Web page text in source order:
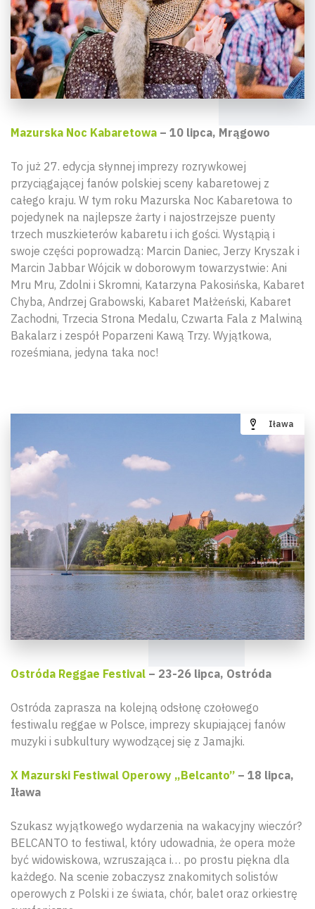
Mazurska Noc Kabaretowa – 10 lipca, Mrągowo
To już 27. edycja słynnej imprezy rozrywkowej
przyciągającej fanów polskiej sceny kabaretowej z
całego kraju. W tym roku Mazurska Noc Kabaretowa to
pojedynek na najlepsze żarty i najostrzejsze puenty
trzech muszkieterów kabaretu i ich gości. Wystąpią i
swoje części poprowadzą: Marcin Daniec, Jerzy Kryszak i
Marcin Jabbar Wójcik w doborowym towarzystwie: Ani
Mru Mru, Zdolni i Skromni, Katarzyna Pakosińska, Kabaret
Chyba, Andrzej Grabowski, Kabaret Małżeński, Kabaret
Zachodni, Trzecia Strona Medalu, Czwarta Fala z Malwiną
Bakalarz i zespół Poparzeni Kawą Trzy. Wyjątkowa,
roześmiana, jedyna taka noc!
Iława
Ostróda Reggae Festival – 23-26 lipca, Ostróda
Ostróda zaprasza na kolejną odsłonę czołowego
festiwalu reggae w Polsce, imprezy skupiającej fanów
muzyki i subkultury wywodzącej się z Jamajki.
X Mazurski Festiwal Operowy „Belcanto” – 18 lipca,
Iława
Szukasz wyjątkowego wydarzenia na wakacyjny wieczór?
BELCANTO to festiwal, który udowadnia, że opera może
być widowiskowa, wzruszająca i… po prostu piękna dla
każdego. Na scenie zobaczysz znakomitych solistów
operowych z Polski i ze świata, chór, balet oraz orkiestrę